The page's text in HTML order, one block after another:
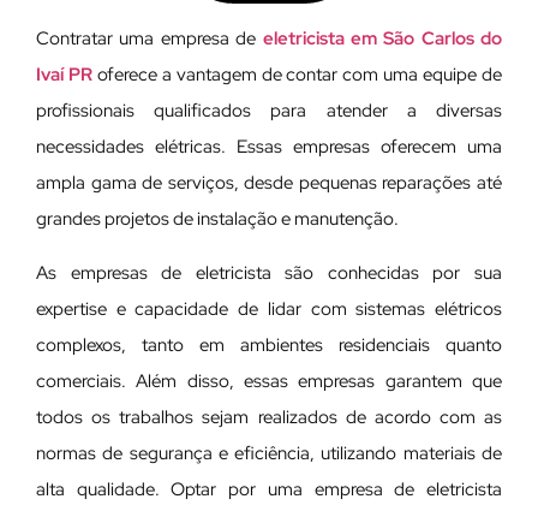
Contratar uma empresa de eletricista em São Carlos do
Ivaí PRoferece a vantagem de contar com uma equipe de
profissionais qualificados para atender a diversas
necessidades elétricas. Essas empresas oferecem uma
ampla gama de serviços, desde pequenas reparações até
grandes projetos de instalação e manutenção.
As empresas de eletricista são conhecidas por sua
expertise e capacidade de lidar com sistemas elétricos
complexos, tanto em ambientes residenciais quanto
comerciais. Além disso, essas empresas garantem que
todos os trabalhos sejam realizados de acordo com as
normas de segurança e eficiência, utilizando materiais de
alta qualidade. Optar por uma empresa de eletricista